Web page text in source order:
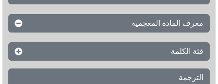
معرف المادة المعجمية
فئة الكلمة
الترجمة